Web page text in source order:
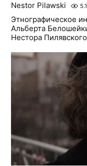
Nestor Pilawski
Этнографическое
Альберта
Нестора